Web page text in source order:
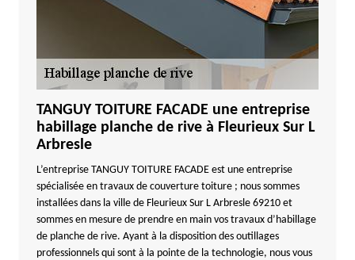
TANGUY TOITURE FACADE une entreprise
habillage planche de rive à Fleurieux Sur L
Arbresle
L’entreprise TANGUY TOITURE FACADE est une entreprise
spécialisée en travaux de couverture toiture ; nous sommes
installées dans la ville de Fleurieux Sur L Arbresle 69210 et
sommes en mesure de prendre en main vos travaux d’habillage
de planche de rive. Ayant à la disposition des outillages
professionnels qui sont à la pointe de la technologie, nous vous